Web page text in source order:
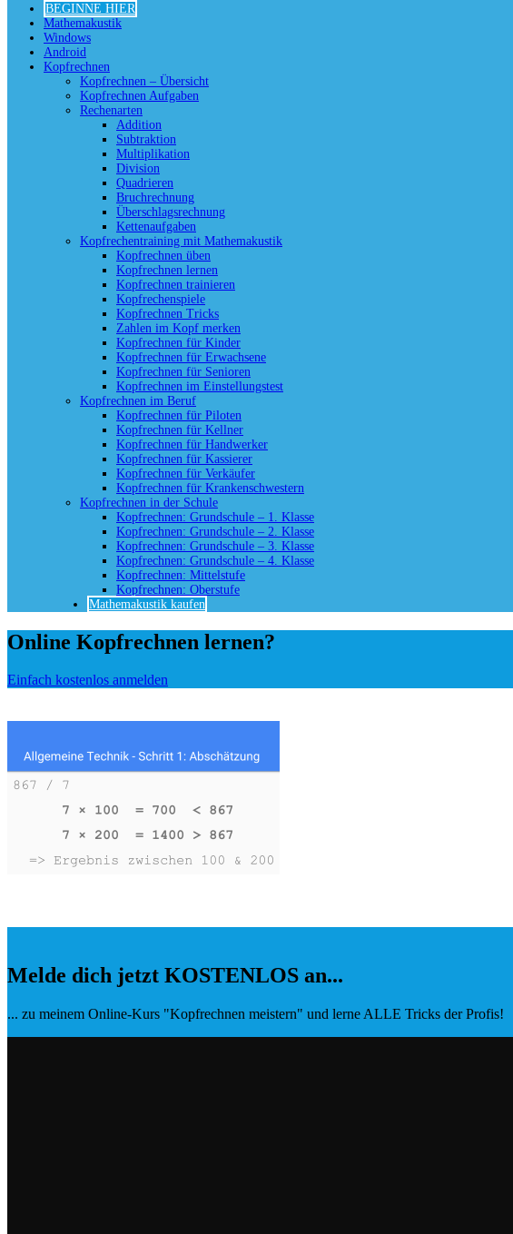
BEGINNE HIER
Mathemakustik
Windows
Android
Kopfrechnen
Kopfrechnen – Übersicht
Kopfrechnen Aufgaben
Rechenarten
Addition
Subtraktion
Multiplikation
Division
Quadrieren
Bruchrechnung
Überschlagsrechnung
Kettenaufgaben
Kopfrechentraining mit Mathemakustik
Kopfrechnen üben
Kopfrechnen lernen
Kopfrechnen trainieren
Kopfrechenspiele
Kopfrechnen Tricks
Zahlen im Kopf merken
Kopfrechnen für Kinder
Kopfrechnen für Erwachsene
Kopfrechnen für Senioren
Kopfrechnen im Einstellungstest
Kopfrechnen im Beruf
Kopfrechnen für Piloten
Kopfrechnen für Kellner
Kopfrechnen für Handwerker
Kopfrechnen für Kassierer
Kopfrechnen für Verkäufer
Kopfrechnen für Krankenschwestern
Kopfrechnen in der Schule
Kopfrechnen: Grundschule – 1. Klasse
Kopfrechnen: Grundschule – 2. Klasse
Kopfrechnen: Grundschule – 3. Klasse
Kopfrechnen: Grundschule – 4. Klasse
Kopfrechnen: Mittelstufe
Kopfrechnen: Oberstufe
Mathemakustik kaufen
Online Kopfrechnen lernen?
Einfach kostenlos anmelden
Melde dich jetzt KOSTENLOS an...
... zu meinem Online-Kurs "Kopfrechnen meistern" und lerne ALLE Tricks der Profis!